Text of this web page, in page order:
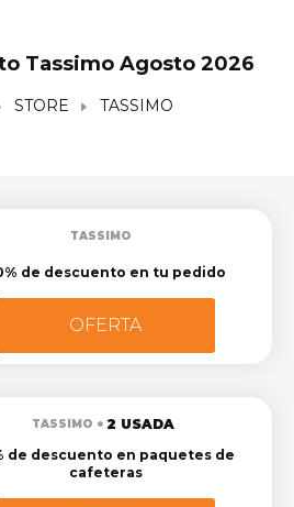
Tassimo Agosto 2026
STORE TASSIMO
TASSIMO
de descuento en tu pedido
OFERTA
TASSIMO
2 USADA
de descuento en paquetes de
cafeteras